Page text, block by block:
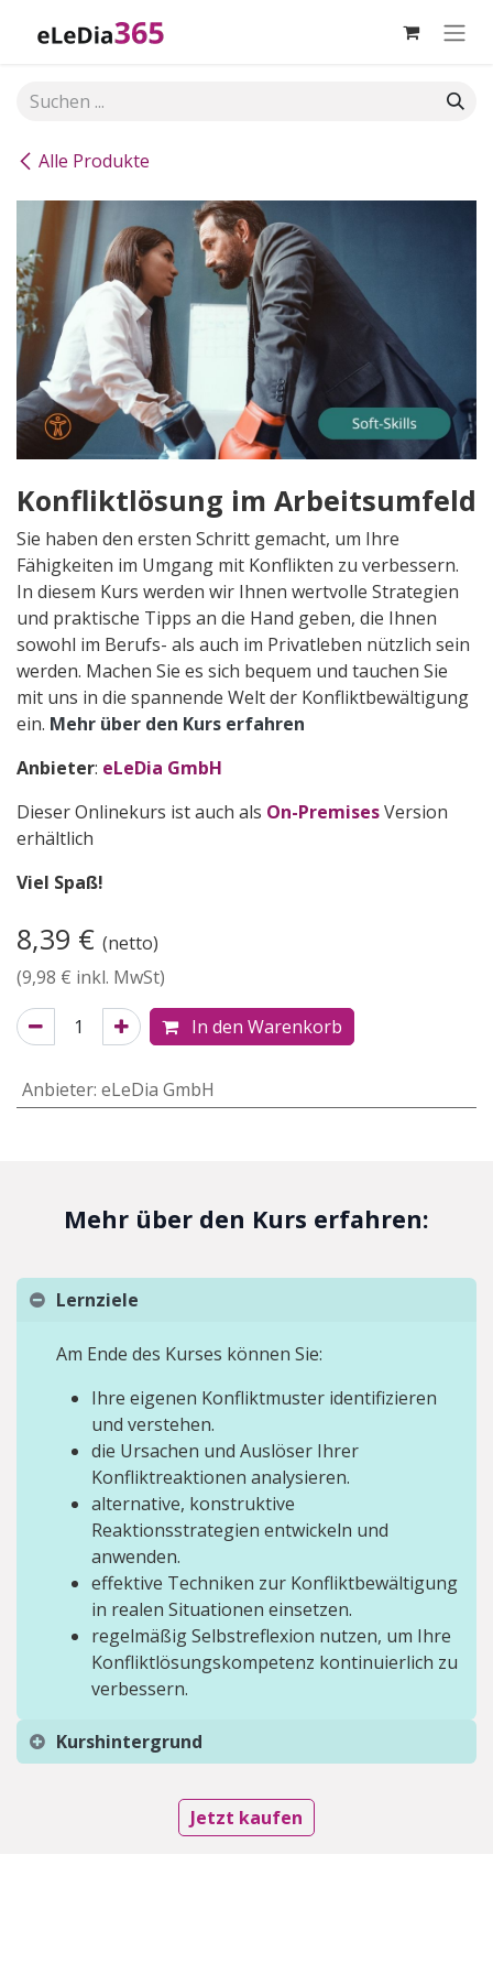
Alle Produkte
Konfliktlösung im Arbeitsumfeld
Sie haben den ersten Schritt gemacht, um Ihre
Fähigkeiten im Umgang mit Konflikten zu verbessern.
In diesem Kurs werden wir Ihnen wertvolle Strategien
und praktische Tipps an die Hand geben, die Ihnen
sowohl im Berufs- als auch im Privatleben nützlich sein
werden. Machen Sie es sich bequem und tauchen Sie
mit uns in die spannende Welt der Konfliktbewältigung
ein. Me​hr über den Kurs erfahren
Anbieter: eLeDia GmbH
Dieser Onlinekurs ist auch als On-PremisesVersion
erhältlich
Viel Spaß!
8,39 € (netto)
(9,98 € inkl. MwSt)
In den Warenkorb
Anbieter: eLeDia GmbH
Mehr über den Kurs erfahren:
Lernziele
Am Ende des Kurses können Sie:
Ihre eigenen Konfliktmuster identifizieren
und verstehen.
die Ursachen und Auslöser Ihrer
Konfliktreaktionen analysieren.
alternative, konstruktive
Reaktionsstrategien entwickeln und
anwenden.
effektive Techniken zur Konfliktbewältigung
in realen Situationen einsetzen.
regelmäßig Selbstreflexion nutzen, um Ihre
Konfliktlösungskompetenz kontinuierlich zu
verbessern.
Kurshintergrund
Jetzt kaufen